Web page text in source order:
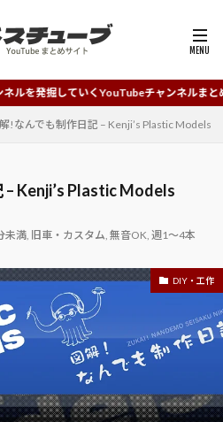
YouTubeチャンネルまとめサイトです。
!なんでも制作日記 – Kenji’s Plastic Models
Kenji’s Plastic Models
未満, 旧車・カスタム, 無音OK, 週1～4本
DIY・工作